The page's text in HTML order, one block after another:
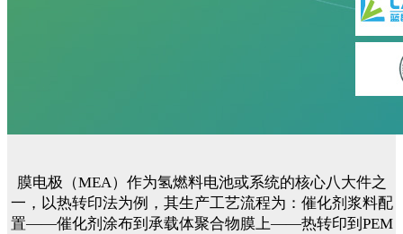
膜电极（MEA）作为氢燃料电池或系统的核心八大件之
一，以热转印法为例，其生产工艺流程为：催化剂浆料配
置——催化剂涂布到承载体聚合物膜上——热转印到PEM